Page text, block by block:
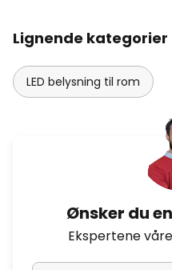
Lignende kategorier
LED belysning til rom
Ønsker du
Ekspertene